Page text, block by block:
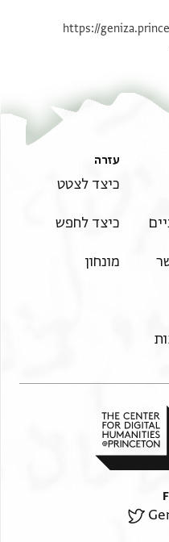
https://
עזרה
כיצד לצטט
כיצד לחפש
מונחון